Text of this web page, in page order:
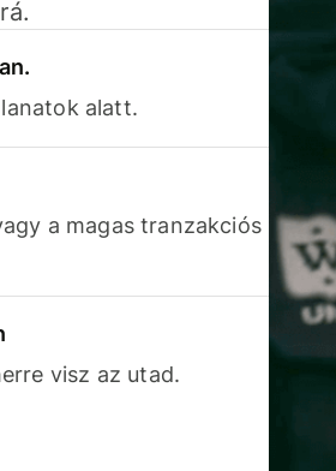
alatt.
a magas tranzakciós
visz az utad.